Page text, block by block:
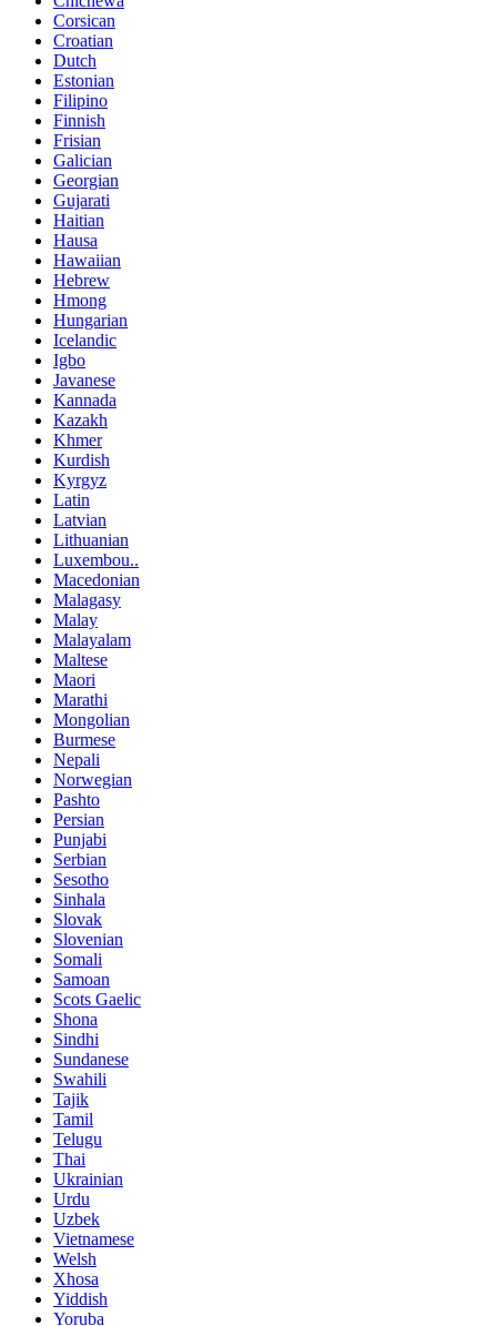
Corsican
Croatian
Dutch
Estonian
Filipino
Finnish
Frisian
Galician
Georgian
Gujarati
Haitian
Hausa
Hawaiian
Hebrew
Hmong
Hungarian
Icelandic
Igbo
Javanese
Kannada
Kazakh
Khmer
Kurdish
Kyrgyz
Latin
Latvian
Lithuanian
Luxembou..
Macedonian
Malagasy
Malay
Malayalam
Maltese
Maori
Marathi
Mongolian
Burmese
Nepali
Norwegian
Pashto
Persian
Punjabi
Serbian
Sesotho
Sinhala
Slovak
Slovenian
Somali
Samoan
Scots Gaelic
Shona
Sindhi
Sundanese
Swahili
Tajik
Tamil
Telugu
Thai
Ukrainian
Urdu
Uzbek
Vietnamese
Welsh
Xhosa
Yiddish
Yoruba